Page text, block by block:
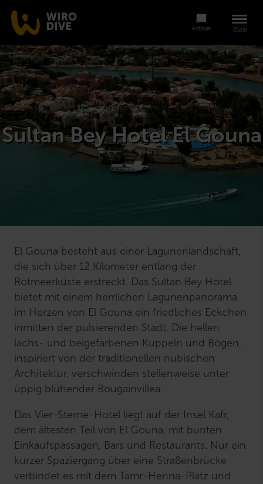
Menü
Anfrage
Sultan Bey Hotel El Gouna
El Gouna besteht aus einer Lagunenlandschaft,
die sich über 12 Kilometer entlang der
Rotmeerküste erstreckt. Das Sultan Bey Hotel
bietet mit einem herrlichen Lagunenpanorama
im Herzen von El Gouna ein friedliches Eckchen
inmitten der pulsierenden Stadt. Die hellen
lachs- und beigefarbenen Kuppeln und Bögen,
inspiriert von der traditionellen nubischen
Architektur, verschwinden stellenweise unter
üppig blühender Bougainvillea.
Das Vier-Sterne-Hotel liegt auf der Insel Kafr,
dem ältesten Teil von El Gouna, mit bunten
Einkaufspassagen, Bars und Restaurants. Nur ein
kurzer Spaziergang über eine Straßenbrücke
verbindet es mit dem Tamr-Henna-Platz und